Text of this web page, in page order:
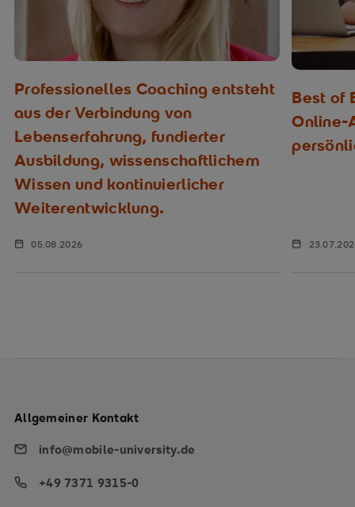
Professionelles Coaching entsteht
aus der Verbindung von
Lebenserfahrung, fundierter
Ausbildung, wissenschaftlichem
Wissen und kontinuierlicher
Weiterentwicklung.
05.08.2026
Best of
Online-
Allgemeiner Kontakt
info@mobile-university.de
+49 7371 9315-0